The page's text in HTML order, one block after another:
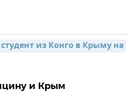
из Конго в Крыму на
и Крым